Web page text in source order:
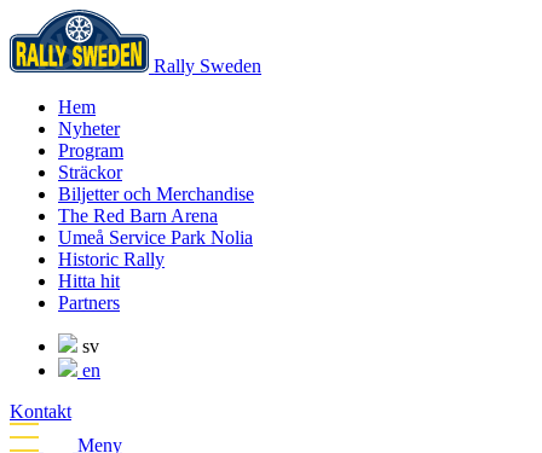
Rally Sweden
Hem
Nyheter
Program
Sträckor
Biljetter och Merchandise
The Red Barn Arena
Umeå Service Park Nolia
Historic Rally
Hitta hit
Partners
sv
en
Kontakt
Meny